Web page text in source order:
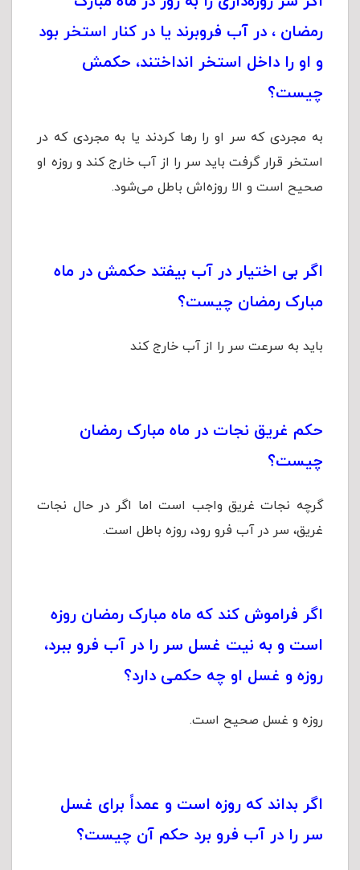
رمضان ، در آب فروبرند یا در کنار استخر بود
و او را داخل استخر انداختند، حکمش
چیست؟
به مجردی که سر او را رها کردند یا به مجردی که در
استخر قرار گرفت باید سر را از آب خارج کند و روزه او
صحیح است و الا روزه‌اش باطل می‌شود.
اگر بی اختیار در آب بیفتد حکمش در ماه
مبارک رمضان چیست؟
باید به سرعت سر را از آب خارج كند
حکم غریق نجات در ماه مبارک رمضان
چیست؟
گرچه نجات غریق واجب است اما اگر در حال نجات
غریق، سر در آب فرو رود، روزه باطل است.
اگر فراموش كند كه ماه مبارک رمضان روزه
است و به نیت غسل سر را در آب فرو ببرد،
روزه و غسل او چه حکمی دارد؟
روزه و غسل صحیح است.
اگر بداند كه روزه است و عمداً برای غسل
سر را در آب فرو برد حکم آن چیست؟